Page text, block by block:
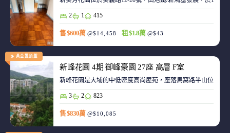
2 1 415
售 $600萬 @$14,458 租 $1.8萬 @$43
黃金置頂盤
新峰花園 4期 御峰豪園 27座 高層 F室
新峰花園是大埔的中低密度高尚屋苑，座落馬窩路半山位置
3 2 823
售 $830萬 @$10,085